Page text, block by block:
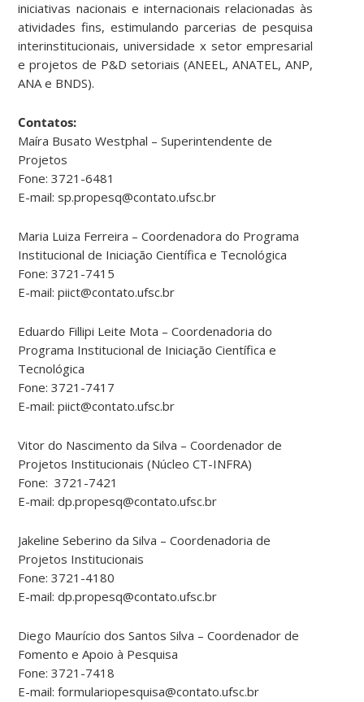
iniciativas nacionais e internacionais relacionadas às
atividades fins, estimulando parcerias de pesquisa
interinstitucionais, universidade x setor empresarial
e projetos de P&D setoriais (ANEEL, ANATEL, ANP,
ANA e BNDS).
Contatos:
Maíra Busato Westphal – Superintendente de
Projetos
Fone: 3721-6481
E-mail: sp.propesq@contato.ufsc.br
Maria Luiza Ferreira – Coordenadora do Programa
Institucional de Iniciação Científica e Tecnológica
Fone: 3721-7415
E-mail: piict@contato.ufsc.br
Eduardo Fillipi Leite Mota – Coordenadoria do
Programa Institucional de Iniciação Científica e
Tecnológica
Fone: 3721-7417
E-mail: piict@contato.ufsc.br
Vitor do Nascimento da Silva – Coordenador de
Projetos Institucionais (Núcleo CT-INFRA)
Fone: 3721-7421
E-mail: dp.propesq@contato.ufsc.br
Jakeline Seberino da Silva – Coordenadoria de
Projetos Institucionais
Fone: 3721-4180
E-mail: dp.propesq@contato.ufsc.br
Diego Maurício dos Santos Silva – Coordenador de
Fomento e Apoio à Pesquisa
Fone: 3721-7418
E-mail: formulariopesquisa@contato.ufsc.br